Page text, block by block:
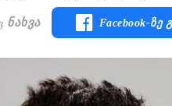
Ნახვა Facebook-Ზე